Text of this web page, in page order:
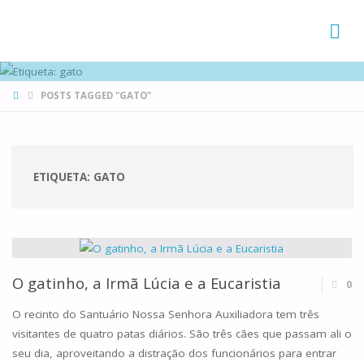
HOMEPOSTS TAGGED "GATO"
ETIQUETA: GATO
O gatinho, a Irmã Lúcia e a Eucaristia 0
O recinto do Santuário Nossa Senhora Auxiliadora tem três
visitantes de quatro patas diários. São três cães que passam ali o
seu dia, aproveitando a distração dos funcionários para entrar